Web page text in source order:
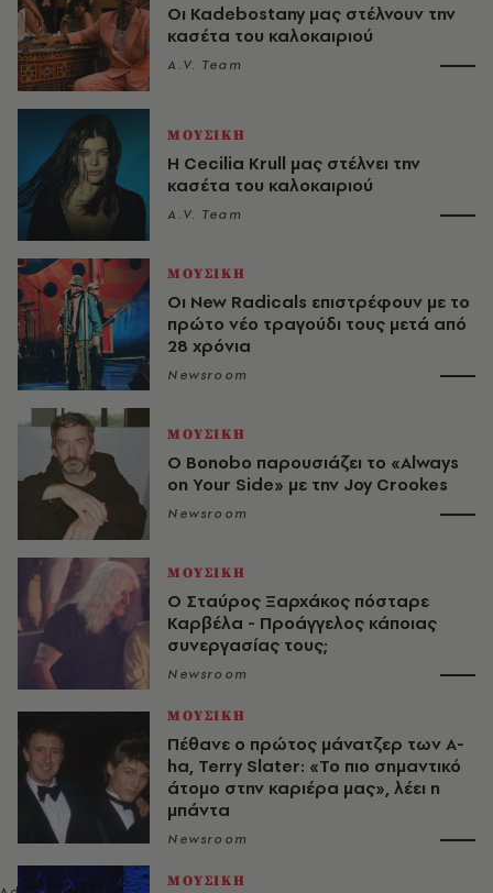
Οι Kadebostany μας στέλνουν την
κασέτα του καλοκαιριού
A.V. Team
ΜΟΥΣΙΚΗ
Η Cecilia Krull μας στέλνει την
κασέτα του καλοκαιριού
A.V. Team
ΜΟΥΣΙΚΗ
Οι New Radicals επιστρέφουν με το
πρώτο νέο τραγούδι τους μετά από
28 χρόνια
Newsroom
ΜΟΥΣΙΚΗ
Ο Bonobo παρουσιάζει το «Always
on Your Side» με την Joy Crookes
Newsroom
ΜΟΥΣΙΚΗ
Ο Σταύρος Ξαρχάκος πόσταρε
Καρβέλα - Προάγγελος κάποιας
συνεργασίας τους;
Newsroom
ΜΟΥΣΙΚΗ
Πέθανε ο πρώτος μάνατζερ των A-
ha, Terry Slater: «Το πιο σημαντικό
άτομο στην καριέρα μας», λέει η
μπάντα
Newsroom
ΜΟΥΣΙΚΗ